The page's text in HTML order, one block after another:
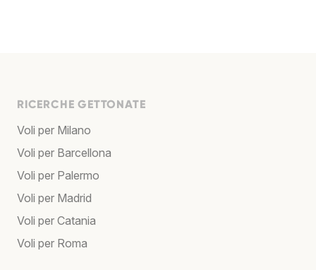
RICERCHE GETTONATE
Voli per Milano
Voli per Barcellona
Voli per Palermo
Voli per Madrid
Voli per Catania
Voli per Roma